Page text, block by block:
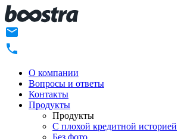
О компании
Вопросы и ответы
Контакты
Продукты
Продукты
C плохой кредитной историей
Без фото